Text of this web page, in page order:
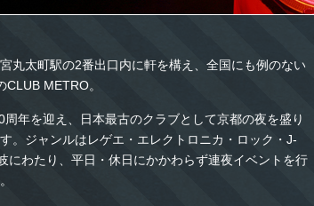
丸太町駅の2番出口内に軒を構え、全国にも例のない
CLUB METRO。
周年を迎え、日本最古のクラブとして京都の夜を盛り
す。ジャンルはレゲエ・エレクトロニカ・ロック・J-
にわたり、平日・休日にかかわらず連夜イベントを行